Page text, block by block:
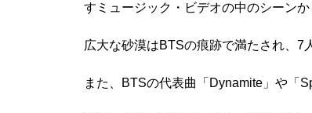
すミュージック・ビデオの中のシーン
広大な砂漠はBTSの痕跡で満たされ、7
また、BTSの代表曲「Dynamite」や「